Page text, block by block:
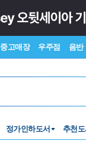
중고매장 우주점 음반
정가인하도서 추천도